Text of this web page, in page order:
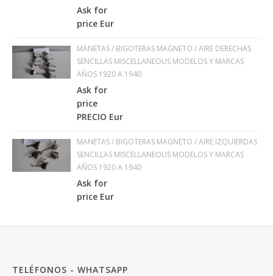
Ask for
price Eur
MANETAS / BIGOTERAS MAGNETO / AIRE DERECHAS
SENCILLAS MISCELLANEOUS MODELOS Y MARCAS
AÑOS 1920 A 1940
Ask for
price
PRECIO Eur
MANETAS / BIGOTERAS MAGNETO / AIRE IZQUIERDAS
SENCILLAS MISCELLANEOUS MODELOS Y MARCAS
AÑOS 1920 A 1940
Ask for
price Eur
TELÉFONOS - WHATSAPP